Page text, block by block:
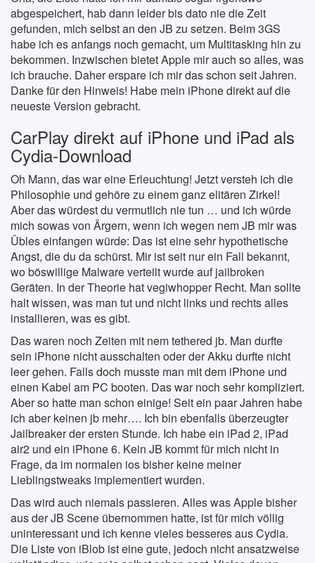
abgespeichert, hab dann leider bis dato nie die Zeit
gefunden, mich selbst an den JB zu setzen. Beim 3GS
habe ich es anfangs noch gemacht, um Multitasking hin zu
bekommen. Inzwischen bietet Apple mir auch so alles, was
ich brauche. Daher erspare ich mir das schon seit Jahren.
Danke für den Hinweis! Habe mein iPhone direkt auf die
neueste Version gebracht.
CarPlay direkt auf iPhone und iPad als
Cydia-Download
Oh Mann, das war eine Erleuchtung! Jetzt versteh ich die
Philosophie und gehöre zu einem ganz elitären Zirkel!
Aber das würdest du vermutlich nie tun … und ich würde
mich sowas von Ärgern, wenn ich wegen nem JB mir was
Übles einfangen würde: Das ist eine sehr hypothetische
Angst, die du da schürst. Mir ist seit nur ein Fall bekannt,
wo böswillige Malware verteilt wurde auf jailbroken
Geräten. In der Theorie hat vegiwhopper Recht. Man sollte
halt wissen, was man tut und nicht links und rechts alles
installieren, was es gibt.
Das waren noch Zeiten mit nem tethered jb. Man durfte
sein iPhone nicht ausschalten oder der Akku durfte nicht
leer gehen. Falls doch musste man mit dem iPhone und
einen Kabel am PC booten. Das war noch sehr kompliziert.
Aber so hatte man schon einige! Seit ein paar Jahren habe
ich aber keinen jb mehr…. Ich bin ebenfalls überzeugter
Jailbreaker der ersten Stunde. Ich habe ein iPad 2, iPad
air2 und ein iPhone 6. Kein JB kommt für mich nicht in
Frage, da im normalen ios bisher keine meiner
Lieblingstweaks implementiert wurden.
Das wird auch niemals passieren. Alles was Apple bisher
aus der JB Scene übernommen hatte, ist für mich völlig
uninteressant und ich kenne vieles besseres aus Cydia.
Die Liste von iBlob ist eine gute, jedoch nicht ansatzweise